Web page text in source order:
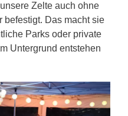
Zelte auch ohne
befestigt. Das macht sie
Parks oder private
Untergrund entstehen